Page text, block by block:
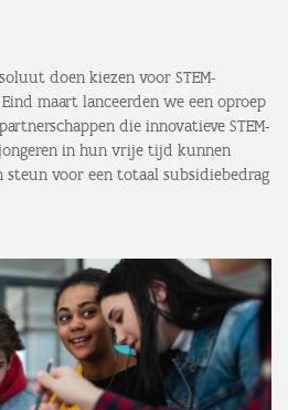
doen kiezen voor STEM-
maart lanceerden we een oproep
die innovatieve STEM-
in hun vrije tijd kunnen
steun voor een totaal subsidiebedrag